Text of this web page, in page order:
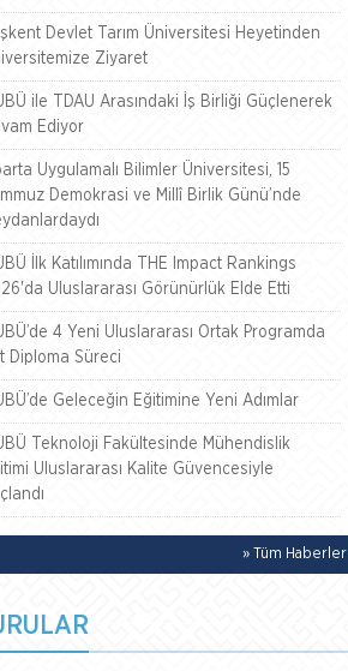
Devlet Tarım Üniversitesi Heyetinden
Ziyaret
ile TDAU Arasındaki İş Birliği Güçlenerek
Ediyor
Uygulamalı Bilimler Üniversitesi, 15
Demokrasi ve Millî Birlik Günü’nde
İlk Katılımında THE Impact Rankings
Uluslararası Görünürlük Elde Etti
4 Yeni Uluslararası Ortak Programda
Diploma Süreci
Geleceğin Eğitimine Yeni Adımlar
Teknoloji Fakültesinde Mühendislik
Uluslararası Kalite Güvencesiyle
» Tüm Haberler